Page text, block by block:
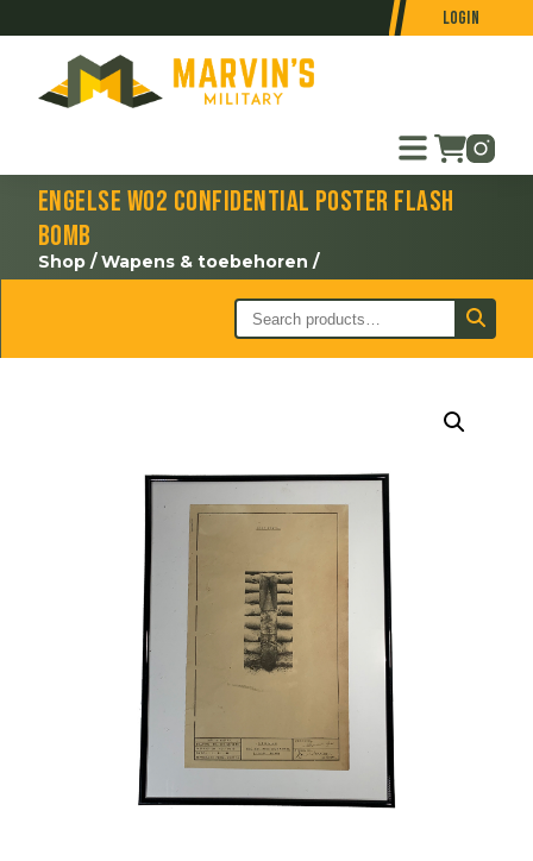
Login
Engelse WO2 confidential poster Flash
Bomb
Shop /Wapens & toebehoren /